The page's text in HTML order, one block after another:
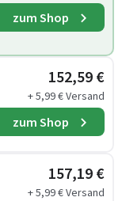
zum Shop
152,59 €
+ 5,99 € Versand
zum Shop
157,19 €
+ 5,99 € Versand